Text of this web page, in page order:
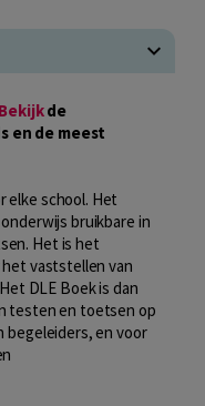
Bekijkde
en de meest
elke school. Het
bruikbare in
Het is het
vaststellen van
DLE Boek is dan
testen en toetsen op
begeleiders, en voor